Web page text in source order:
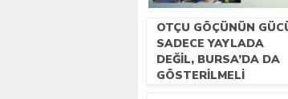
OTÇU GÖÇÜNÜN
SADECE YAYLADA
DEĞIL, BURSA’DA DA
GÖSTERILMELI